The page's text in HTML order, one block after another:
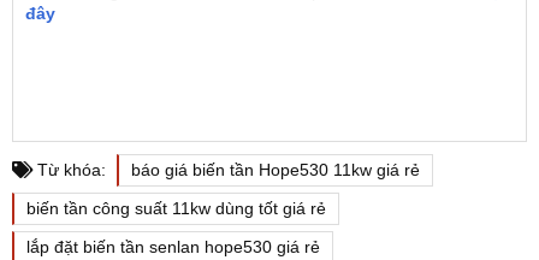
đây
Từ khóa:
báo giá biến tần Hope530 11kw giá rẻ
biến tần công suất 11kw dùng tốt giá rẻ
lắp đặt biến tần senlan hope530 giá rẻ